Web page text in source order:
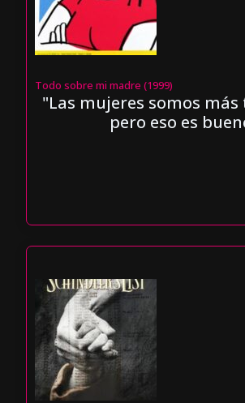
Todo sobre mi madre (1999)
"Las mujeres somos
pero eso es